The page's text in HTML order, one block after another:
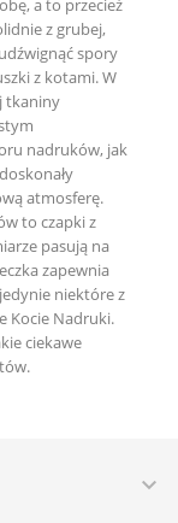
a to przecież
z grubej,
spory
z kotami. W
tkaniny
nadruków, jak
atmosferę.
to czapki z
pasują na
zapewnia
niektóre z
Kocie Nadruki.
ciekawe
